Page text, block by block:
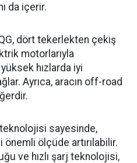
da içerir.
dört tekerlekten çekiş
motorlarıyla
hızlarda iyi
Ayrıca, aracın off-road
sayesinde,
ölçüde artırılabilir.
ve hızlı şarj teknolojisi,